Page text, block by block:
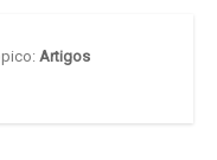
Artigos